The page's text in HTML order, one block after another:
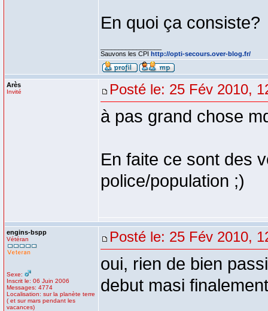
En quoi ça consiste?
Sauvons les CPI http://opti-secours.over-blog.fr/
Arès
Invité Posté le: 25 Fév 2010,
à pas grand chose
En faite ce sont des
police/population ;)
engins-bspp
Vétéran
Sexe:
Inscrit le: 06 Juin 2006
Messages: 4774
Localisation: sur la planète terre
( et sur mars pendant les
vacances)
Posté le: 25 Fév 2010,
oui, rien de bien
debut masi